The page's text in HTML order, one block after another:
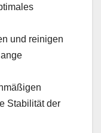
und reinigen
Stabilität der